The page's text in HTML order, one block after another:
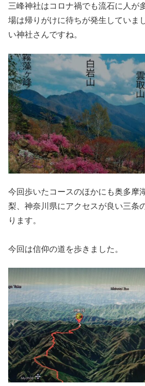
三峰神社はコロナ禍でも流石に人が
場は帰りがけに待ちが発生していま
い神社さんですね。
今回歩いたコースのほかにも奥多摩
梨、神奈川県にアクセスが良い三条
ります。
今回は信仰の道を歩きました。